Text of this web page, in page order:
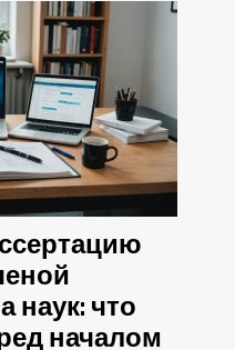
наук: что
началом